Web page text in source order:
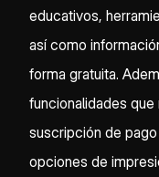
educativos,
así como
forma gratuita.
funcionalidades
suscripción de
opciones de